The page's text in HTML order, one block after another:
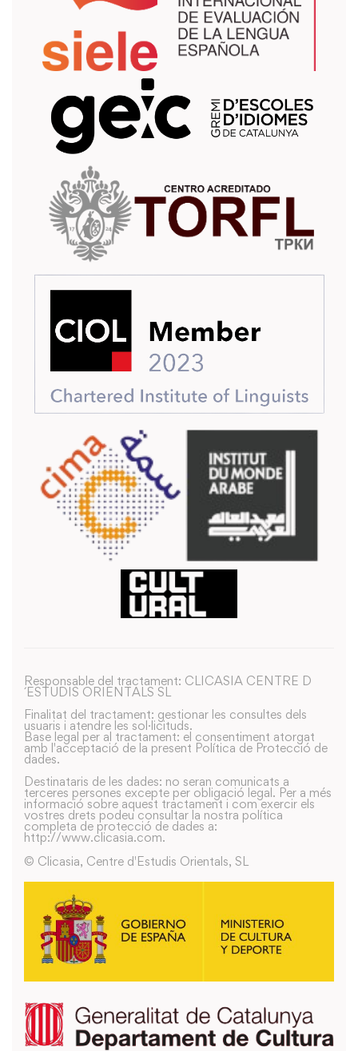
Responsable del tractament: CLICASIA CENTRE D
´ESTUDIS ORIENTALS SL
Finalitat del tractament: gestionar les consultes dels
usuaris i atendre les sol·licituds.
Base legal per al tractament: el consentiment atorgat
amb l'acceptació de la present Política de Protecció de
dades.
Destinataris de les dades: no seran comunicats a
terceres persones excepte per obligació legal. Per a més
informació sobre aquest tractament i com exercir els
vostres drets podeu consultar la nostra política
completa de protecció de dades a:
http://www.clicasia.com.
© Clicasia, Centre d'Estudis Orientals, SL